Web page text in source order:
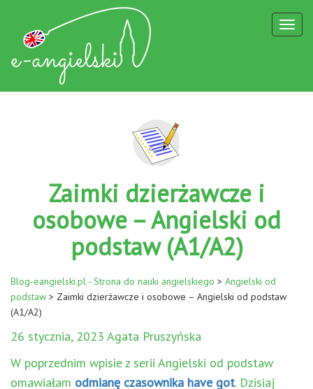
Zaimki dzierżawcze i
osobowe – Angielski od
podstaw (A1/A2)
Blog-eangielski.pl - Strona do nauki angielskiego > Angielski od
podstaw > Zaimki dzierżawcze i osobowe – Angielski od podstaw
(A1/A2)
26 stycznia, 2023 Agata Pruszyńska
W poprzednim wpisie z serii Angielski od podstaw
omawiałam odmianę czasownika have got. Dzisiaj